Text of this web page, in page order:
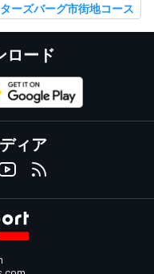
ーズバーグ市街地コース
ロード
ィア